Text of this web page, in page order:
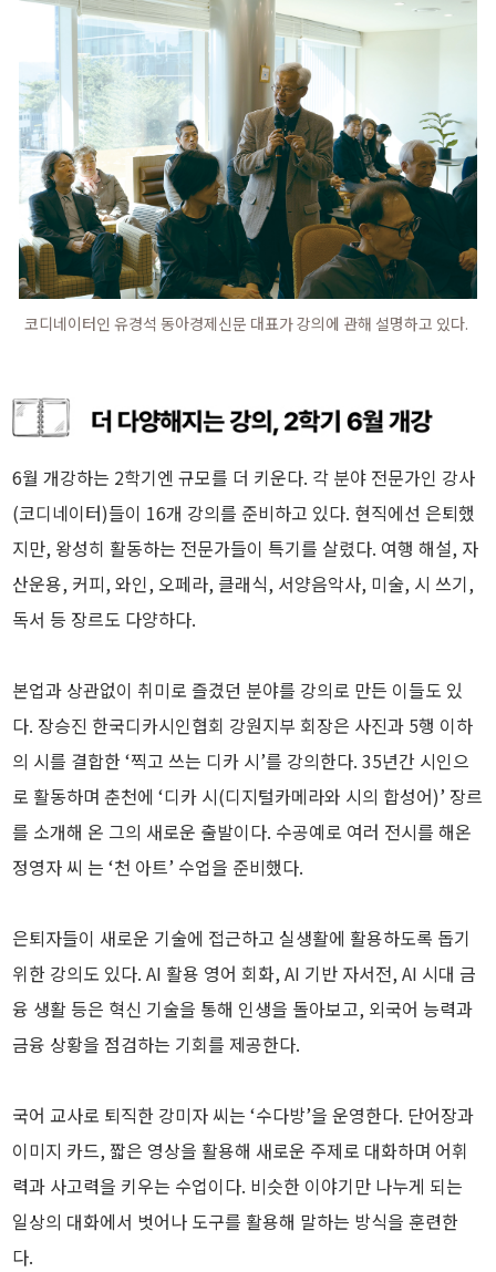
코디네이터인 유경석 동아경제신문 대표가 강의에 관해 설명하고 있다.
6월 개강하는 2학기엔 규모를 더 키운다. 각 분야 전문가인 강사
(코디네이터)들이 16개 강의를 준비하고 있다. 현직에선 은퇴했
지만, 왕성히 활동하는 전문가들이 특기를 살렸다. 여행 해설, 자
산운용, 커피, 와인, 오페라, 클래식, 서양음악사, 미술, 시 쓰기,
독서 등 장르도 다양하다.
본업과 상관없이 취미로 즐겼던 분야를 강의로 만든 이들도 있
다. 장승진 한국디카시인협회 강원지부 회장은 사진과 5행 이하
의 시를 결합한 ‘찍고 쓰는 디카 시’를 강의한다. 35년간 시인으
로 활동하며 춘천에 ‘디카 시(디지털카메라와 시의 합성어)’ 장르
를 소개해 온 그의 새로운 출발이다. 수공예로 여러 전시를 해온
정영자 씨 는 ‘천 아트’ 수업을 준비했다.
은퇴자들이 새로운 기술에 접근하고 실생활에 활용하도록 돕기
위한 강의도 있다. AI 활용 영어 회화, AI 기반 자서전, AI 시대 금
융 생활 등은 혁신 기술을 통해 인생을 돌아보고, 외국어 능력과
금융 상황을 점검하는 기회를 제공한다.
국어 교사로 퇴직한 강미자 씨는 ‘수다방’을 운영한다. 단어장과
이미지 카드, 짧은 영상을 활용해 새로운 주제로 대화하며 어휘
력과 사고력을 키우는 수업이다. 비슷한 이야기만 나누게 되는
일상의 대화에서 벗어나 도구를 활용해 말하는 방식을 훈련한
다.